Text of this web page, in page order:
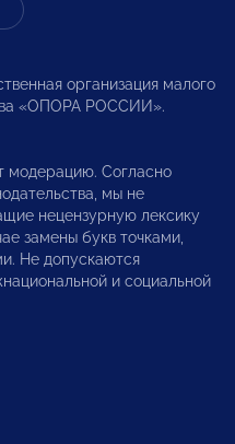
организация малого
«ОПОРА РОССИИ».
модерацию. Согласно
мы не
нецензурную лексику
замены букв точками,
Не допускаются
и социальной